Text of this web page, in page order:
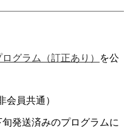
グラム（訂正あり）
を公
会員共通）
発送済みのプログラムに